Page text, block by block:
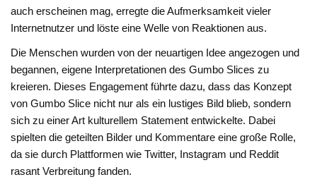
auch erscheinen mag, erregte die Aufmerksamkeit vieler
Internetnutzer und löste eine Welle von Reaktionen aus.
Die Menschen wurden von der neuartigen Idee angezogen und
begannen, eigene Interpretationen des Gumbo Slices zu
kreieren. Dieses Engagement führte dazu, dass das Konzept
von Gumbo Slice nicht nur als ein lustiges Bild blieb, sondern
sich zu einer Art kulturellem Statement entwickelte. Dabei
spielten die geteilten Bilder und Kommentare eine große Rolle,
da sie durch Plattformen wie Twitter, Instagram und Reddit
rasant Verbreitung fanden.